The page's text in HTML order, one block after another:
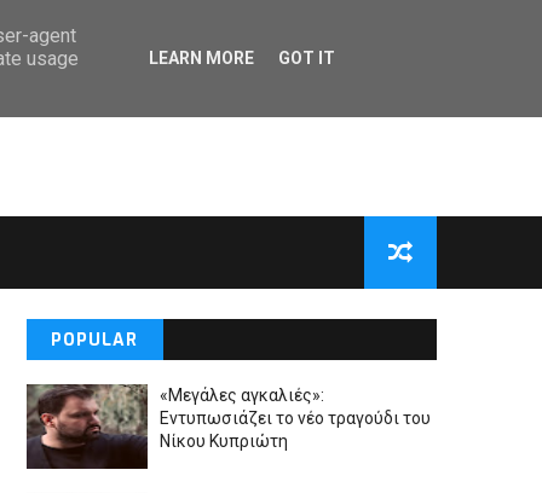
POPULAR
«Μεγάλες αγκαλιές»:
Εντυπωσιάζει το νέο τραγούδι του
Νίκου Κυπριώτη
agent
usage
LEARN MORE GOT IT